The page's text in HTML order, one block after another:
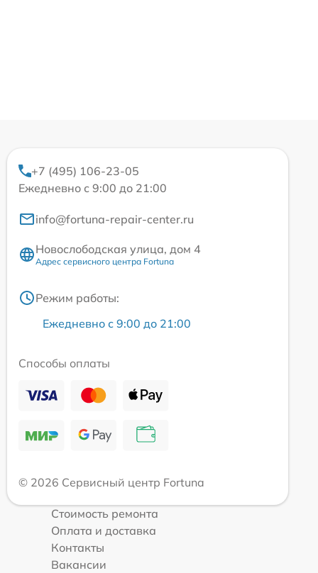
+7 (495) 106-23-05
Ежедневно с 9:00 до 21:00
info@fortuna-repair-center.ru
Новослободская улица, дом 4
Адрес сервисного центра Fortuna
Режим работы:
Ежедневно с 9:00 до 21:00
Способы оплаты
© 2026 Сервисный центр Fortuna
Стоимость ремонта
Оплата и доставка
Контакты
Вакансии